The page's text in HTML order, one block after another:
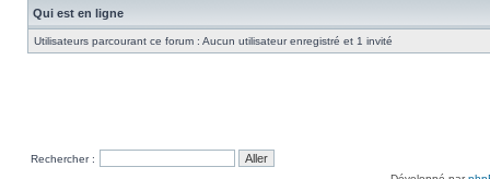
Qui est en ligne
Utilisateurs parcourant ce forum : Aucun utilisateur enregistré et 1 invité
Rechercher :